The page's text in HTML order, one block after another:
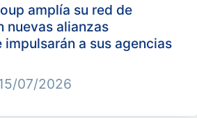
amplía su red de
nuevas alianzas
a sus agencias
07/2026